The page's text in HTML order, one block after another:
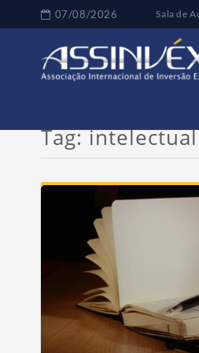
07/08/2026 Sala de
Tag: